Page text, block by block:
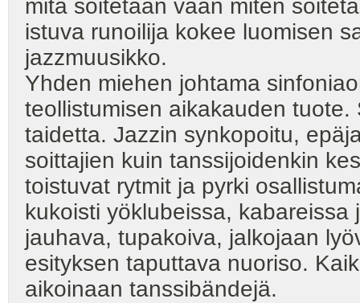
mitä soitetaan vaan miten
istuva runoilija kokee luomisen
jazzmuusikko.
Yhden miehen johtama
teollistumisen aikakauden
taidetta. Jazzin synkopoitu,
soittajien kuin tanssijoidenkin
toistuvat rytmit ja pyrki
kukoisti yöklubeissa,
jauhava, tupakoiva, jalkojaan
esityksen taputtava nuoriso.
aikoinaan tanssibändejä.